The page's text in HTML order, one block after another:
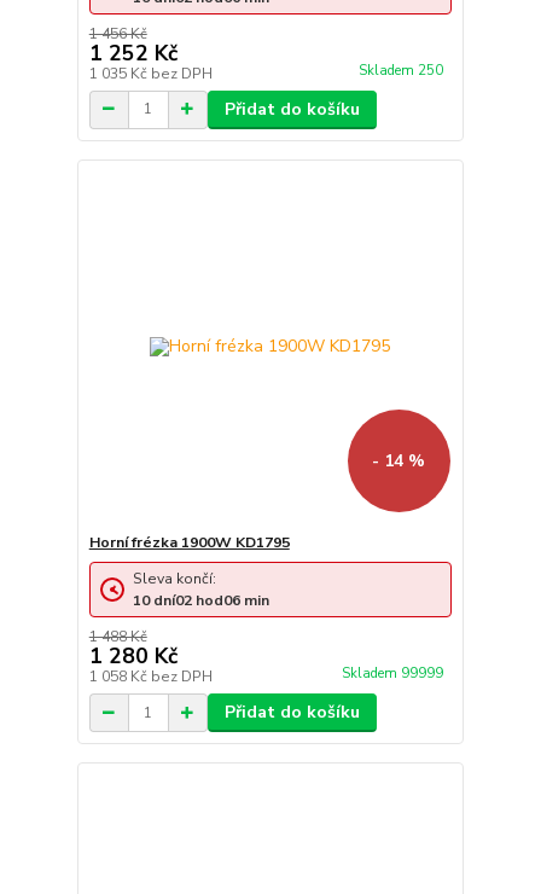
1 456 Kč
1 252 Kč
1 035 Kč bez DPH Skladem 250
Přidat do košíku
- 14 %
Horní frézka 1900W KD1795
1 488 Kč
1 280 Kč
1 058 Kč bez DPH Skladem 99999
Sleva končí:
10 dní02 hod06 min
Přidat do košíku